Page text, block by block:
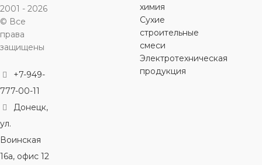
2001 - 2026
© Все
права
защищены
+7-949-
777-00-11
Донецк,
ул.
Воинская
16а, офис 12
химия
Сухие
строительные
смеси
Электротехническая
продукция